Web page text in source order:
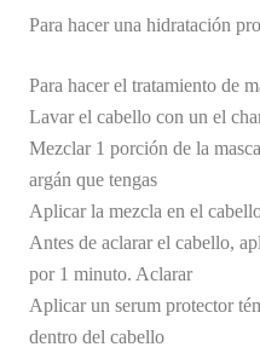
Para hacer una hidratación
Para hacer el tratamiento de
Lavar el cabello con un el
Mezclar 1 porción de la
argán que tengas
Aplicar la mezcla en el
Antes de aclarar el cabello,
por 1 minuto. Aclarar
Aplicar un serum protector
dentro del cabello